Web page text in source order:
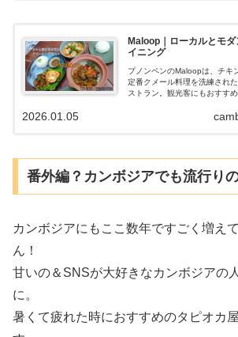
Maloop｜ローカルとモ
イニング
プノンペンのMaloopは、チキ
定番クメール料理を洗練され
ストラン。観光客にもおすすめ
2026.01.05
番外編？カンボジアでも流行り
カンボジアにもここ数年ですごく増え
ん！
甘いの＆SNSが大好きなカンボジアの
に。
暑くて疲れた時におすすめのタピオカ